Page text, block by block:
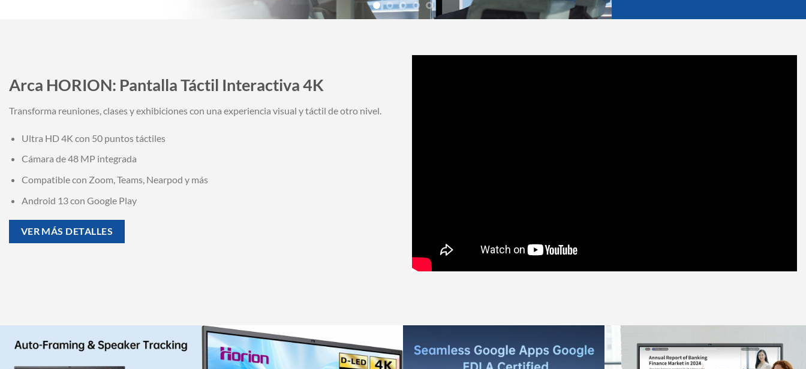
Arca HORION: Pantalla Táctil Interactiva 4K
Transforma reuniones, clases y exhibiciones con una experiencia visual y táctil de otro nivel.
Ultra HD 4K con 50 puntos táctiles
Cámara de 48 MP integrada
Compatible con Zoom, Teams, Nearpod y más
Android 13 con Google Play
VER MÁS DETALLES